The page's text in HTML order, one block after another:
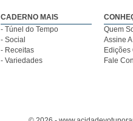
CADERNO MAIS
- Túnel do Tempo
- Social
- Receitas
- Variedades
Quem
Assine
Edições
Fale